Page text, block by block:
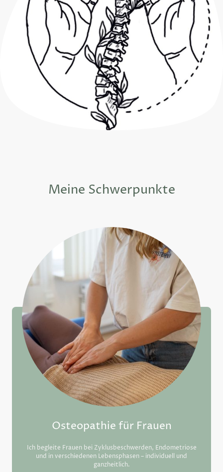
Meine Schwerpunkte
Osteopathie für Frauen
Ich begleite Frauen bei Zyklusbeschwerden, Endometriose
und in verschiedenen Lebensphasen – individuell und
ganzheitlich.